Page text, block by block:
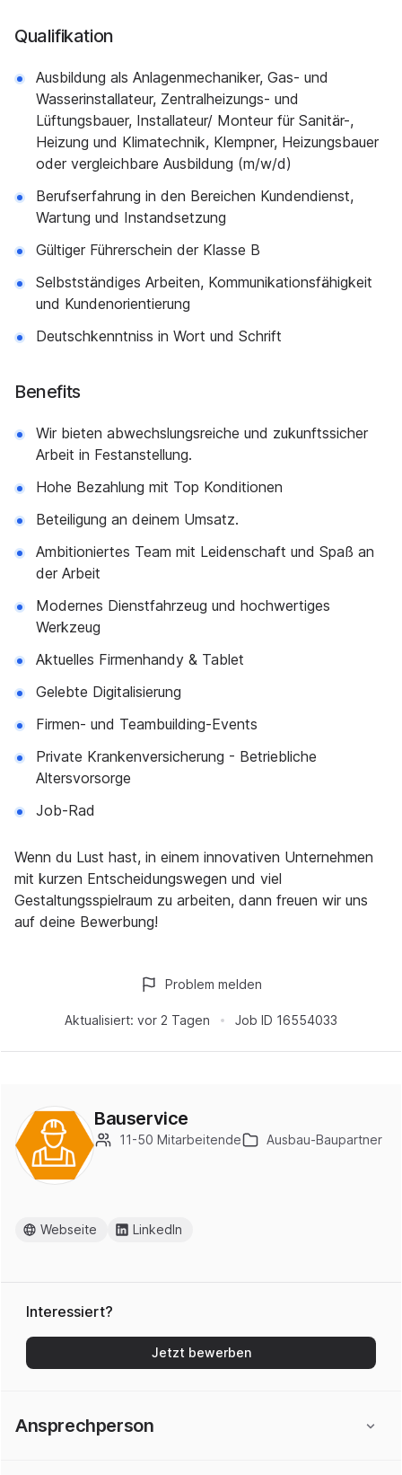
Qualifikation
Ausbildung als Anlagenmechaniker, Gas- und
Wasserinstallateur, Zentralheizungs- und
Lüftungsbauer, Installateur/ Monteur für Sanitär-,
Heizung und Klimatechnik, Klempner, Heizungsbauer
oder vergleichbare Ausbildung (m/w/d)
Berufserfahrung in den Bereichen Kundendienst,
Wartung und Instandsetzung
Gültiger Führerschein der Klasse B
Selbstständiges Arbeiten, Kommunikationsfähigkeit
und Kundenorientierung
Deutschkenntniss in Wort und Schrift
Benefits
Wir bieten abwechslungsreiche und zukunftssicher
Arbeit in Festanstellung.
Hohe Bezahlung mit Top Konditionen
Beteiligung an deinem Umsatz.
Ambitioniertes Team mit Leidenschaft und Spaß an
der Arbeit
Modernes Dienstfahrzeug und hochwertiges
Werkzeug
Aktuelles Firmenhandy & Tablet
Gelebte Digitalisierung
Firmen- und Teambuilding-Events
Private Krankenversicherung - Betriebliche
Altersvorsorge
Job-Rad
Wenn du Lust hast, in einem innovativen Unternehmen
mit kurzen Entscheidungswegen und viel
Gestaltungsspielraum zu arbeiten, dann freuen wir uns
auf deine Bewerbung!
Aktualisiert: vor 2 Tagen Job ID 16554033
Problem melden
Bauservice
11-50 Mitarbeitende Ausbau-Baupartner
Webseite LinkedIn
Interessiert?
Jetzt bewerben
Ansprechperson